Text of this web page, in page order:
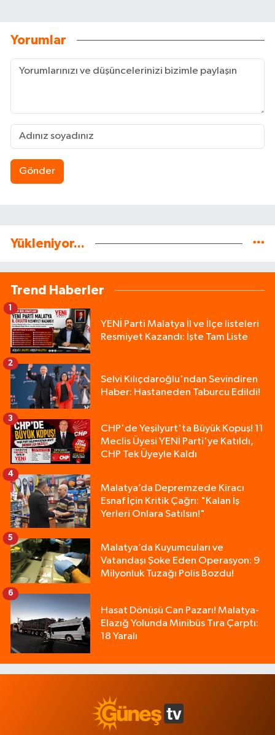
Yorumlar
Gönder
Yükleniyor...
Trend Haberler
YENİ Parti Malatya İl ve İlçe listeleri
Resmiyet Kazandı: İşte Tam Liste
1
Selvi Kılıçdaroğlu'ndan Sevindiren
Haber: Hastaneden Taburcu Edildi!
2
CHP'de Yeşilyurt'ta Büyük Kopuş! 11
Meclis Üyesi YENİ Parti'ye Katıldı,
CHP Tek Üyeyle Kaldı
3
Malatya’da Depremzede Kiracı
Esnaf İçin Kritik Çağrı: "Kalan İş
Yerleri Onlara Satılsın!"
4
Malatya’da Kuyumcuları ve
Vatandaşı Şoke Eden Operasyon: 9
Milyonluk Tuzağı Polis Bozdu!
5
Hasat Dönüşü Can Pazarı! Malatya-
Elazığ Yolunda Minibüs Tıra Çarptı:
18 Yaralı
6